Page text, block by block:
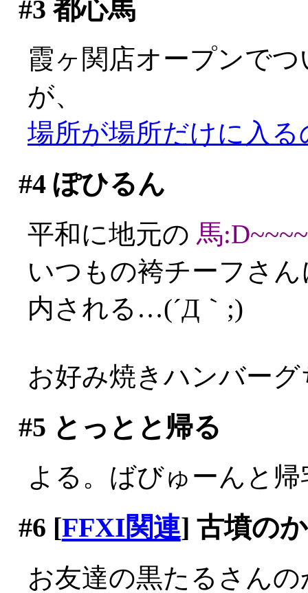
#3 都心馬
霞ヶ関店オープンで
が、
場所が場所だけに入
#4ぽひるん
平和に地元の 馬
いつもの袴チーフさ
内される…(´Д｀;)
お好み焼きハンバー
#5 とっとと帰る
よる。ばびゅーんと帰
#6 [FFXI関連] 古墳の
お友達の黒たるさん